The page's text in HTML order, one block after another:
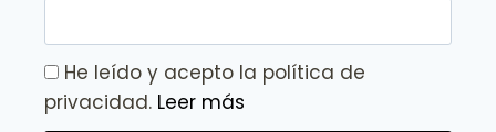
He leído y acepto la política de
privacidad. Leer más